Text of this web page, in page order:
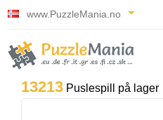
www.PuzzleMania.no
13213 Puslespill på lager